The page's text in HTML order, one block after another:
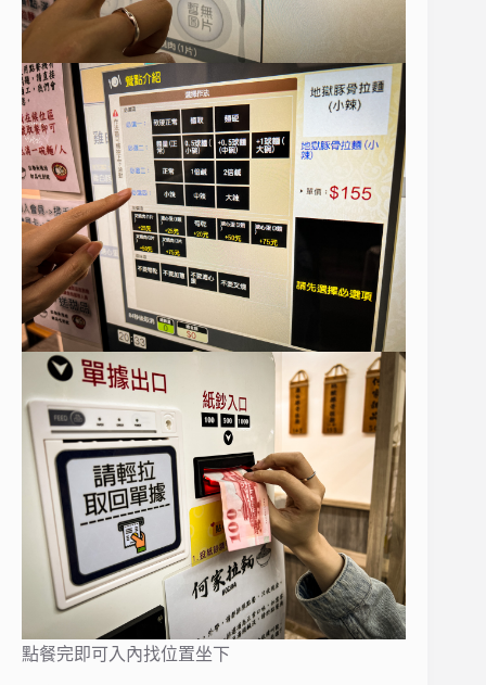
點餐完即可入內找位置坐下